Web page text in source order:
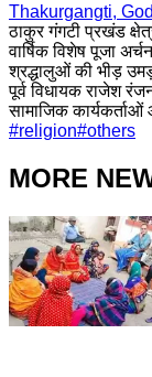
Thakurgangti,
ठाकुर गंगटी प्रखंड
वार्षिक विशेष पूजा
श्रद्धालुओं की भीड़
पूर्व विधायक राजेश
सामाजिक
#religion#others
MORE